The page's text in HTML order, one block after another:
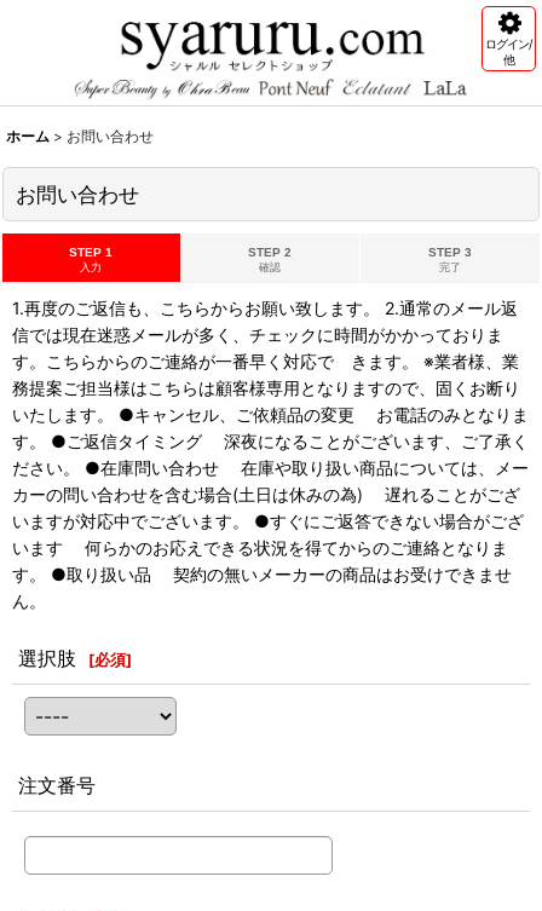
ログイン/
他
ホーム > お問い合わせ
お問い合わせ
STEP 1
入力
STEP 2
確認
STEP 3
完了
1.再度のご返信も、こちらからお願い致します。 2.通常のメール返
信では現在迷惑メールが多く、チェックに時間がかかっておりま
す。こちらからのご連絡が一番早く対応で きます。 ※業者様、業
務提案ご担当様はこちらは顧客様専用となりますので、固くお断り
いたします。 ●キャンセル、ご依頼品の変更 お電話のみとなりま
す。 ●ご返信タイミング 深夜になることがございます、ご了承く
ださい。 ●在庫問い合わせ 在庫や取り扱い商品については、メー
カーの問い合わせを含む場合(土日は休みの為) 遅れることがござ
いますが対応中でございます。 ●すぐにご返答できない場合がござ
います 何らかのお応えできる状況を得てからのご連絡となりま
す。 ●取り扱い品 契約の無いメーカーの商品はお受けできませ
ん。
選択肢 [必須]
注文番号